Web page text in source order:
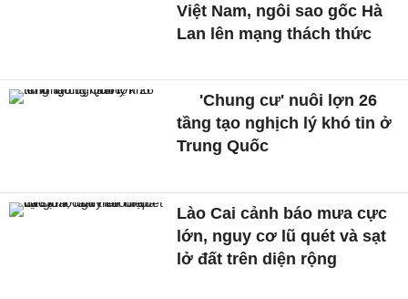
Việt Nam, ngôi sao gốc Hà
Lan lên mạng thách thức
'Chung cư' nuôi lợn 26
tầng tạo nghịch lý khó tin ở
Trung Quốc
Lào Cai cảnh báo mưa cực
lớn, nguy cơ lũ quét và sạt
lở đất trên diện rộng